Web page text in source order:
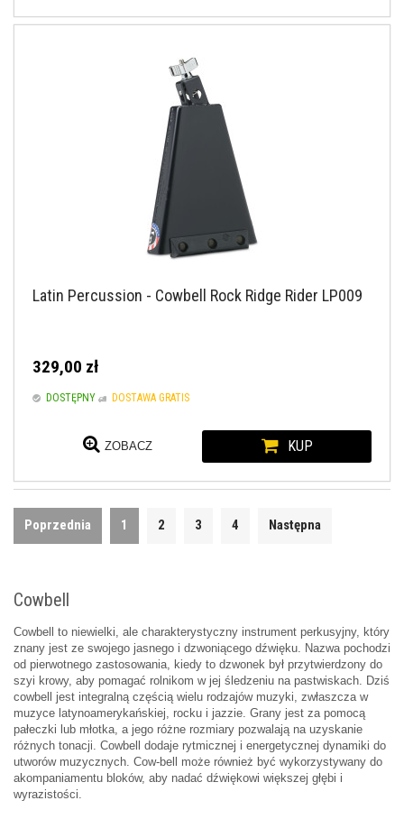
Latin Percussion - Cowbell Rock Ridge Rider LP009
329,00 zł
DOSTĘPNY DOSTAWA GRATIS
ZOBACZ KUP
Poprzednia 1 2 3 4 Następna
Cowbell
Cowbell to niewielki, ale charakterystyczny instrument perkusyjny, który
znany jest ze swojego jasnego i dzwoniącego dźwięku. Nazwa pochodzi
od pierwotnego zastosowania, kiedy to dzwonek był przytwierdzony do
szyi krowy, aby pomagać rolnikom w jej śledzeniu na pastwiskach. Dziś
cowbell jest integralną częścią wielu rodzajów muzyki, zwłaszcza w
muzyce latynoamerykańskiej, rocku i jazzie. Grany jest za pomocą
pałeczki lub młotka, a jego różne rozmiary pozwalają na uzyskanie
różnych tonacji. Cowbell dodaje rytmicznej i energetycznej dynamiki do
utworów muzycznych. Cow-bell może również być wykorzystywany do
akompaniamentu bloków, aby nadać dźwiękowi większej głębi i
wyrazistości.